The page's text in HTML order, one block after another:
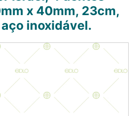
x 40mm, 23cm,
inoxidável.